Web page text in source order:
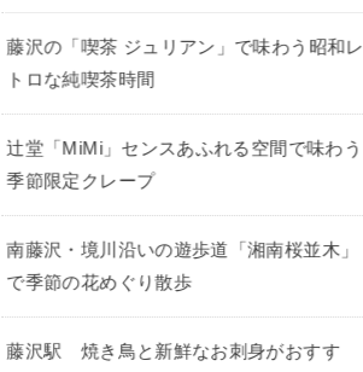
藤沢の「喫茶 ジュリアン」で味わう昭和レ
トロな純喫茶時間
辻堂「MiMi」センスあふれる空間で味わう
季節限定クレープ
南藤沢・境川沿いの遊歩道「湘南桜並木」
で季節の花めぐり散歩
藤沢駅 焼き鳥と新鮮なお刺身がおすす